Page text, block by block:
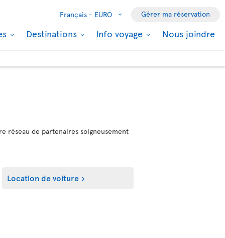
Français - EURO Gérer ma réservation
Destinations Info voyage Nous joindre
réseau de partenaires soigneusement
Location de voiture